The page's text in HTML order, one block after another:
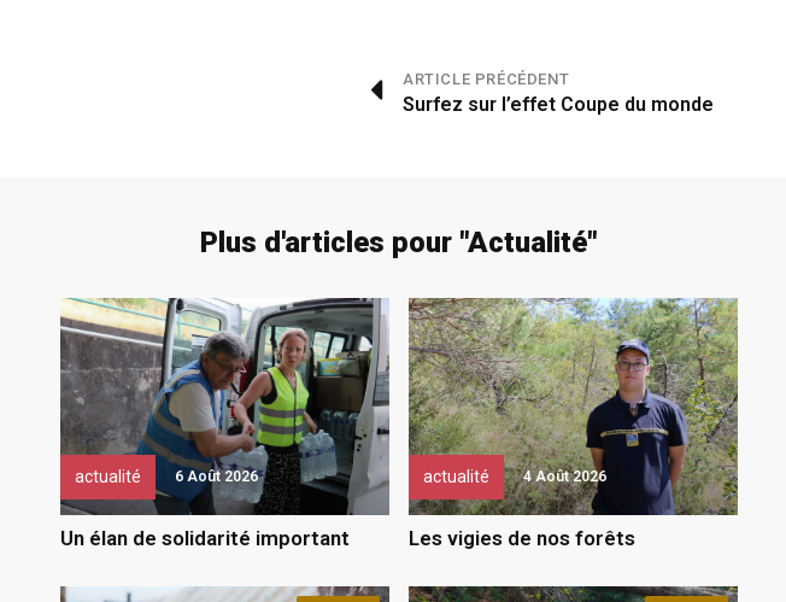
ARTICLE PRÉCÉDENT
Surfez sur l’effet Coupe du monde
Plus d'articles pour "Actualité"
actualité 6 Août 2026
Un élan de solidarité important
actualité 4 Août 2026
Les vigies de nos forêts